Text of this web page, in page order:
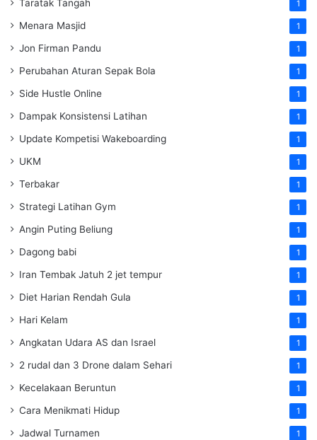
Taratak Tangah 1
Menara Masjid 1
Jon Firman Pandu 1
Perubahan Aturan Sepak Bola 1
Side Hustle Online 1
Dampak Konsistensi Latihan 1
Update Kompetisi Wakeboarding 1
UKM 1
Terbakar 1
Strategi Latihan Gym 1
Angin Puting Beliung 1
Dagong babi 1
Iran Tembak Jatuh 2 jet tempur 1
Diet Harian Rendah Gula 1
Hari Kelam 1
Angkatan Udara AS dan Israel 1
2 rudal dan 3 Drone dalam Sehari 1
Kecelakaan Beruntun 1
Cara Menikmati Hidup 1
Jadwal Turnamen 1